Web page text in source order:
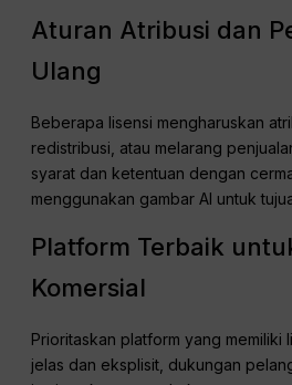
Aturan Atribusi dan
Ulang
Beberapa lisensi mengharuskan
redistribusi, atau melarang
syarat dan ketentuan dengan
menggunakan gambar AI untuk
Platform Terbaik
Komersial
Prioritaskan platform yang memiliki
jelas dan eksplisit, dukungan